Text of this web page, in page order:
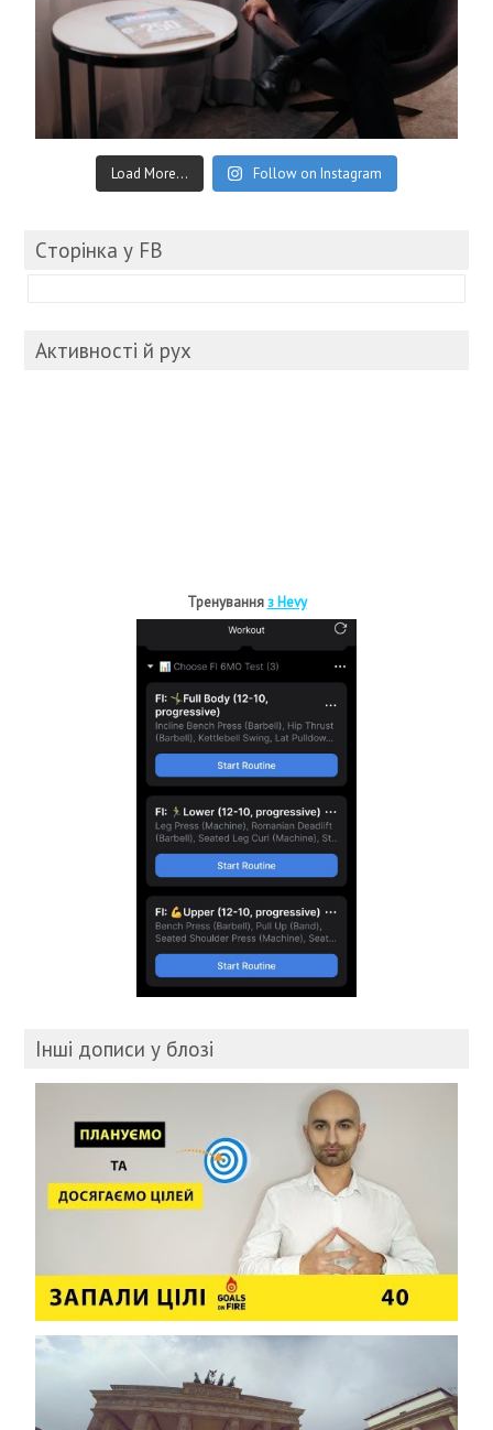
Load More... Follow on Instagram
Cторінка у FB
Активності й рух
Тренуванняз Hevy
Інші дописи у блозі